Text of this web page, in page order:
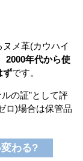
メ革(カウハイ
2000年代から使
ずです。
の証”として評
ロ)場合は保管品
わる?